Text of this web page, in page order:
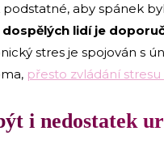
podstatné, aby spánek
dospělých lidí je
stres je spojován s
přesto zvládání
i nedostatek